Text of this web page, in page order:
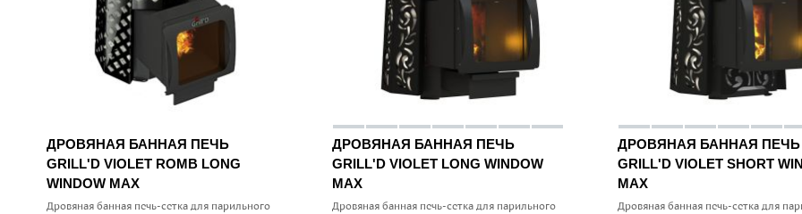
ДРОВЯНАЯ БАННАЯ ПЕЧЬ
GRILL'D VIOLET ROMB LONG
WINDOW MAX
Дровяная банная печь-сетка для парильного
ДРОВЯНАЯ БАННАЯ ПЕЧЬ
GRILL'D VIOLET LONG WINDOW
MAX
Дровяная банная печь-сетка для парильного
ДРОВЯНАЯ БАННАЯ ПЕЧЬ
GRILL'D VIOLET SHORT
MAX
Дровяная банная печь-сетка для